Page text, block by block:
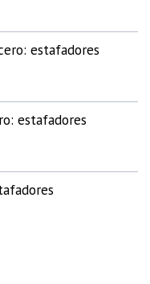
estafadores
estafadores